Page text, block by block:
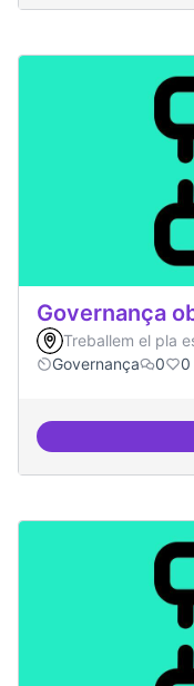
Governança
Treballem el pla
Governança
0 0